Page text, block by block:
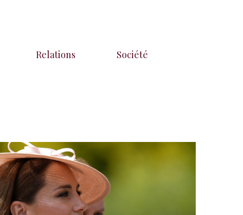
Relations Société